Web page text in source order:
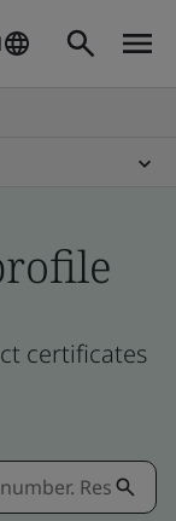
certificates